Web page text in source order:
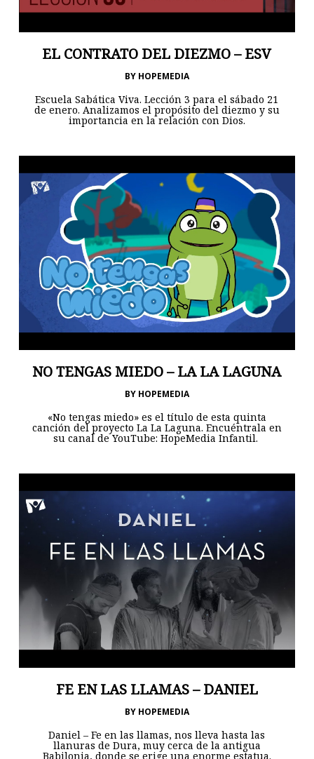
EL CONTRATO DEL DIEZMO – ESV
BY HOPEMEDIA
Escuela Sabática Viva. Lección 3 para el sábado 21
de enero. Analizamos el propósito del diezmo y su
importancia en la relación con Dios.
NO TENGAS MIEDO – LA LA LAGUNA
BY HOPEMEDIA
«No tengas miedo» es el título de esta quinta
canción del proyecto La La Laguna. Encuéntrala en
su canal de YouTube: HopeMedia Infantil.
FE EN LAS LLAMAS – DANIEL
BY HOPEMEDIA
Daniel – Fe en las llamas, nos lleva hasta las
llanuras de Dura, muy cerca de la antigua
Babilonia, donde se erige una enorme estatua.